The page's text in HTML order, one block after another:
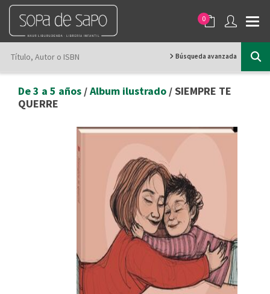
0
Búsqueda avanzada
De 3 a 5 años /Album ilustrado / SIEMPRE TE
QUERRE